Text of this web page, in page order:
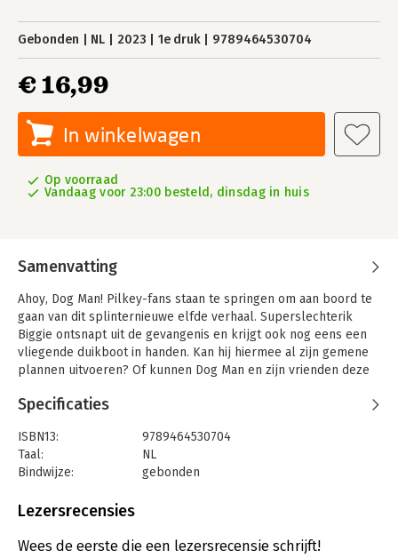
Gebonden NL 2023 1e druk 9789464530704
€ 16,99
In winkelwagen
Op voorraad
Vandaag voor 23:00 besteld, dinsdag in huis
Samenvatting
Ahoy, Dog Man! Pilkey-fans staan te springen om aan boord te
gaan van dit splinternieuwe elfde verhaal. Superslechterik
Biggie ontsnapt uit de gevangenis en krijgt ook nog eens een
vliegende duikboot in handen. Kan hij hiermee al zijn gemene
plannen uitvoeren? Of kunnen Dog Man en zijn vrienden deze
het sprankelende nieuwe deel in deze serie.
Met talloze spannende verhaallijnen, hilarische scènes,
geweldige personages en natuurlijk de allerbeste tekentips.
Fantastisch vertaald zoals alleen Tjibbe Veldkamp dat kan.
Specificaties
ISBN13:
9789464530704
Taal:
NL
Bindwijze:
gebonden
Uitgever:
Verschijningsdatum:
9-11-2023
Lezersrecensies
Wees de eerste die een lezersrecensie schrijft!